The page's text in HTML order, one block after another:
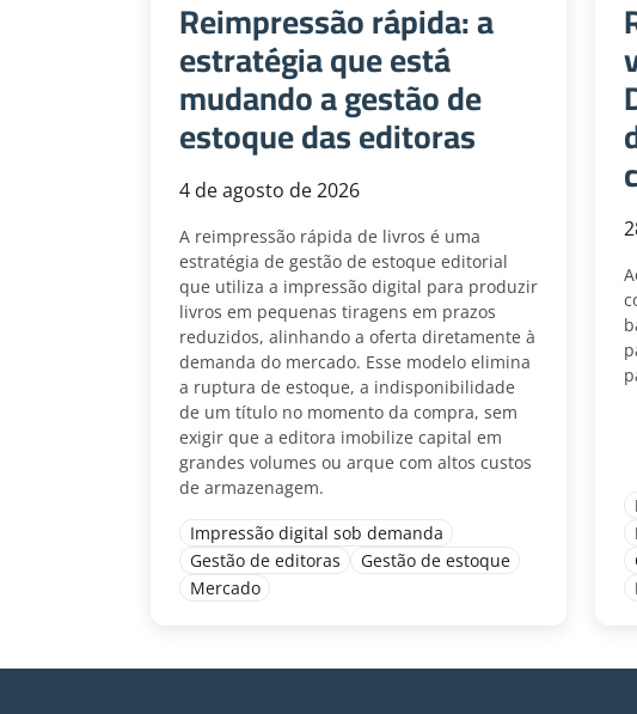
Reimpressão rápida: a
estratégia que está
mudando a gestão de
estoque das editoras
4 de agosto de 2026
A reimpressão rápida de livros é uma
estratégia de gestão de estoque editorial
que utiliza a impressão digital para produzir
livros em pequenas tiragens em prazos
reduzidos, alinhando a oferta diretamente à
demanda do mercado. Esse modelo elimina
a ruptura de estoque, a indisponibilidade
de um título no momento da compra, sem
exigir que a editora imobilize capital em
grandes volumes ou arque com altos custos
de armazenagem.
Impressão digital sob demanda
Gestão de editoras
Gestão de estoque
Mercado